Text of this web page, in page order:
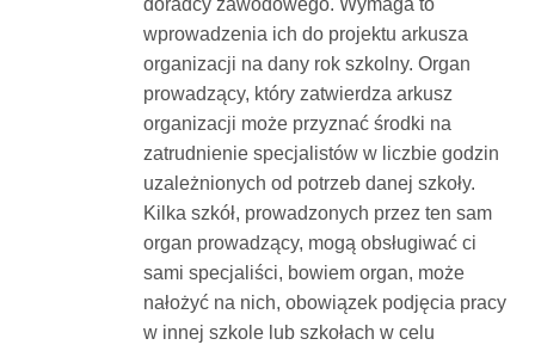
doradcy zawodowego. Wymaga to
wprowadzenia ich do projektu arkusza
organizacji na dany rok szkolny. Organ
prowadzący, który zatwierdza arkusz
organizacji może przyznać środki na
zatrudnienie specjalistów w liczbie godzin
uzależnionych od potrzeb danej szkoły.
Kilka szkół, prowadzonych przez ten sam
organ prowadzący, mogą obsługiwać ci
sami specjaliści, bowiem organ, może
nałożyć na nich, obowiązek podjęcia pracy
w innej szkole lub szkołach w celu